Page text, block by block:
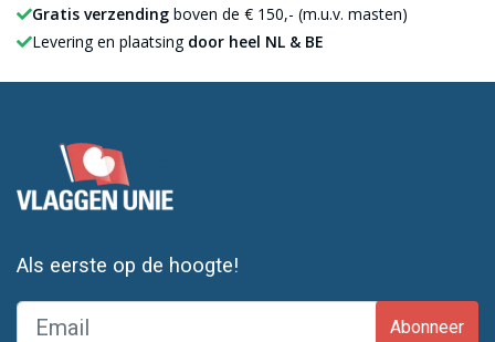
Gratis verzending boven de € 150,- (m.u.v. masten)
Levering en plaatsing door heel NL & BE
Als eerste op de hoogte!
Abonneer